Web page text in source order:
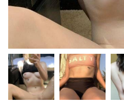
Kristina
Razgovaram :)
Učiteljica iz
064/677-677- Kod:
tel:0,93€ - mob:1,12€
Obavijesti me
Monika
Čekam tvoj poziv!